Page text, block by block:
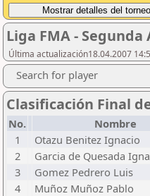
Liga FMA - Segunda
Última actualización18.04.2007
Search for player
Clasificación Final
No. Nombre
1
Otazu Benitez Ignacio
2
Garcia de Quesada
3
Gomez Pedrero Luis
4
Muñoz Muñoz Pablo